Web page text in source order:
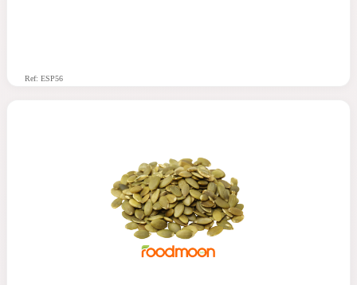
Ref: ESP56